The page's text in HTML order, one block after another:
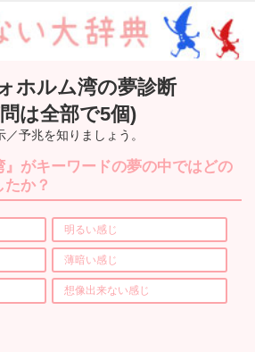
ホルム湾の夢診断
は全部で5個)
予兆を知りましょう。
』がキーワードの夢の中ではどの
か？
明るい感じ
薄暗い感じ
想像出来ない感じ